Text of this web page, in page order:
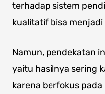
terhadap sistem
kualitatif bisa
Namun, pendekatan
yaitu hasilnya sering
karena berfokus